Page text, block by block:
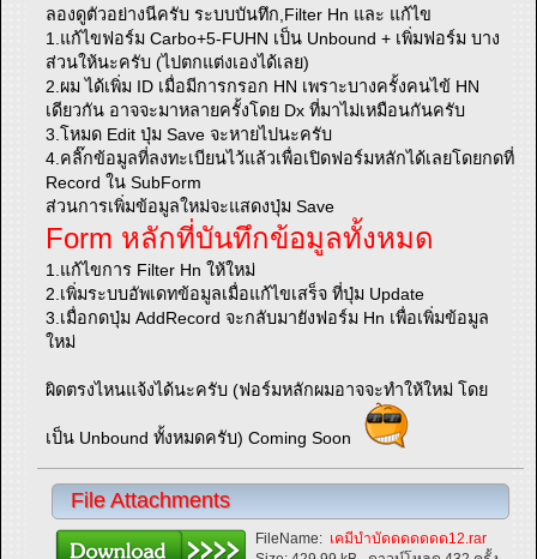
ลองดูตัวอย่างนีครับ ระบบบันทึก,Filter Hn และ แก้ไข
1.แก้ไขฟอร์ม Carbo+5-FUHN เป็น Unbound + เพิ่มฟอร์ม บาง
ส่วนให้นะครับ (ไปตกแต่งเองได้เลย)
2.ผม ได้เพิ่ม ID เมื่อมีการกรอก HN เพราะบางครั้งคนไข้ HN
เดียวกัน อาจจะมาหลายครั้งโดย Dx ที่มาไม่เหมือนกันครับ
3.โหมด Edit ปุ่ม Save จะหายไปนะครับ
4.คลิ๊กข้อมูลที่ลงทะเบียนไว้แล้วเพื่อเปิดฟอร์มหลักได้เลยโดยกดที่
Record ใน SubForm
ส่วนการเพิ่มข้อมูลใหม่จะแสดงปุ่ม Save
Form หลักที่บันทึกข้อมูลทั้งหมด
1.แก้ไขการ Filter Hn ให้ใหม่
2.เพิ่มระบบอัพเดทข้อมูลเมื่อแก้ไขเสร็จ ที่ปุ่ม Update
3.เมื่อกดปุ่ม AddRecord จะกลับมายังฟอร์ม Hn เพื่อเพิ่มข้อมูล
ใหม่
ผิดตรงไหนแจ้งได้นะครับ (ฟอร์มหลักผมอาจจะทำให้ใหม่ โดย
เป็น Unbound ทั้งหมดครับ) Coming Soon
File Attachments
FileName: เคมีบำบัดดดดดดด12.rar